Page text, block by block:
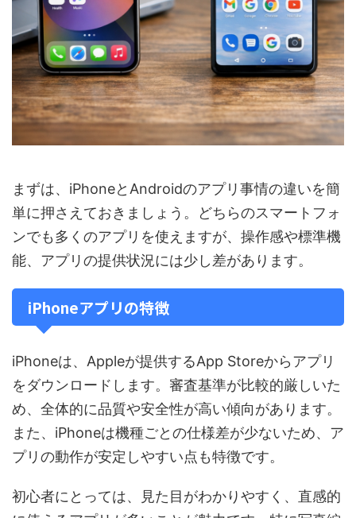
まずは、iPhoneとAndroidのアプリ事情の違いを簡
単に押さえておきましょう。どちらのスマートフォ
ンでも多くのアプリを使えますが、操作感や標準機
能、アプリの提供状況には少し差があります。
iPhoneアプリの特徴
iPhoneは、Appleが提供するApp Storeからアプリ
をダウンロードします。審査基準が比較的厳しいた
め、全体的に品質や安全性が高い傾向があります。
また、iPhoneは機種ごとの仕様差が少ないため、ア
プリの動作が安定しやすい点も特徴です。
初心者にとっては、見た目がわかりやすく、直感的